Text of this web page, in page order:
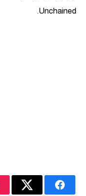
Unchained.